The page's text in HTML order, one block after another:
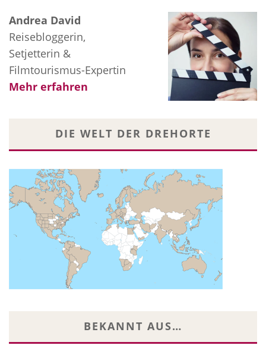
Andrea David
Reisebloggerin,
Setjetterin &
Filmtourismus-Expertin
Mehr erfahren
DIE WELT DER DREHORTE
BEKANNT AUS…